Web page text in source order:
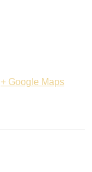
+ Google Maps